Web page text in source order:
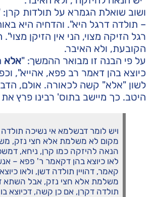
ושוב שואלת הגמרא על תולדות קרן:
– תולדה דרגל היא". והדחיה היא
רגל הזיקה מצוי, הני אין הזיקן
הקובעת, ולא האיבר.
על פי הבנה זו מבואר ההמשך: "אלא
כיוצא בהן דאמר רב פפא, אהייא",
לשון "אלא" קשה לכאורה. אולם,
היטב. כך מיישב בתוס' רבינו פרץ את
ויש לומר דבשלמא אי נשיכה
מקום לא משלמת אלא חצי נזק,
הנאה להיזקה כמו קרן, ניחא,
לאו כיוצא בהן דקאמר ר' פפא –
קאמר, דהויין תולדה דשן, ולאו
משלמת אלא חצי נזק, אבל השתא
תולדה דקרן, אם כן קשה, דכיוצא